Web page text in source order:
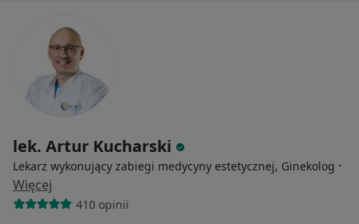
lek. Artur Kucharski
Lekarz wykonujący zabiegi medycyny estetycznej, Ginekolog ·
Więcej
410 opinii